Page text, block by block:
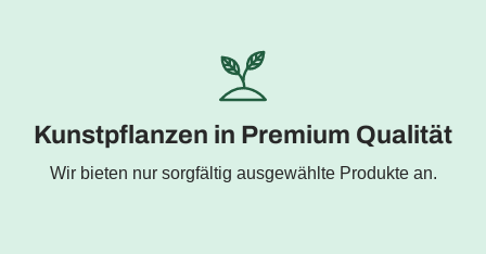
Kunstpflanzen in Premium Qualität
Wir bieten nur sorgfältig ausgewählte Produkte an.